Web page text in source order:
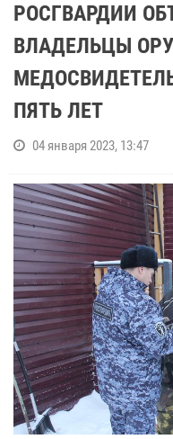
РОСГВАРДИИ
ВЛАДЕЛЬЦЫ
ПЯТЬ ЛЕТ
04 января 2023, 13:47